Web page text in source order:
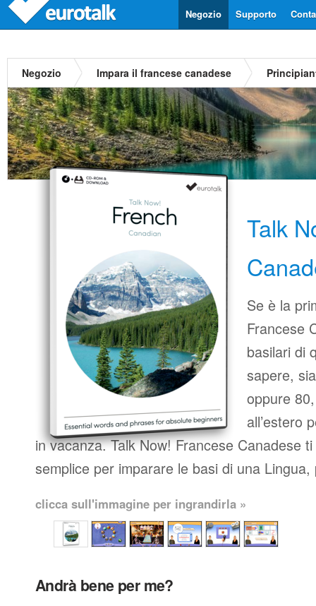
Supporto
Negozio
Negozio Impara il francese canadese
Talk
Se è la
Francese
basilari di
sapere,
oppure
all’estero
in vacanza. Talk Now! Francese Canadese
semplice per imparare le basi di una
clicca sull'immagine per ingrandirla »
Andrà bene per me?